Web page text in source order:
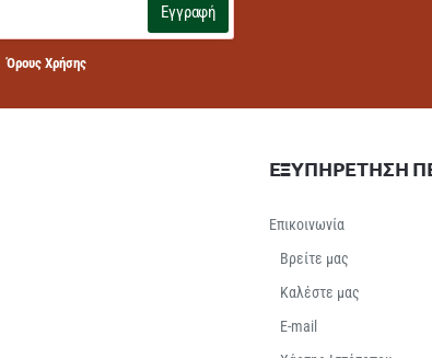
Εγγραφή
Όρους Χρήσης
ΕΞΥΠΗΡΕΤΗΣΗ
Επικοινωνία
Βρείτε μας
Καλέστε μας
E-mail